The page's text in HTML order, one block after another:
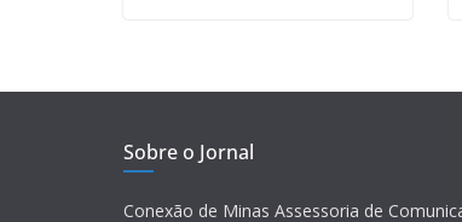
Sobre o Jornal
Conexão de Minas Assessoria de